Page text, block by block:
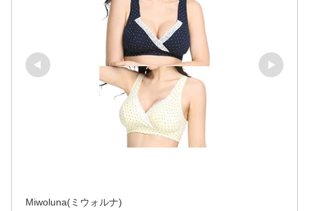
Miwoluna(ミウォルナ)